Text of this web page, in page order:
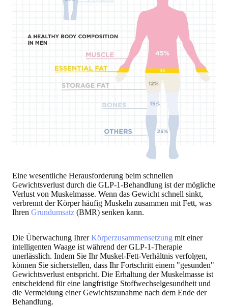
Eine wesentliche Herausforderung beim schnellen
Gewichtsverlust durch die GLP-1-Behandlung ist der mögliche
Verlust von Muskelmasse. Wenn das Gewicht schnell sinkt,
verbrennt der Körper häufig Muskeln zusammen mit Fett, was
Ihren Grundumsatz (BMR) senken kann.
Die Überwachung IhrerKörperzusammensetzung mit einer
intelligenten Waage ist während der GLP-1-Therapie
unerlässlich. Indem Sie Ihr Muskel-Fett-Verhältnis verfolgen,
können Sie sicherstellen, dass Ihr Fortschritt einem "gesunden"
Gewichtsverlust entspricht. Die Erhaltung der Muskelmasse ist
entscheidend für eine langfristige Stoffwechselgesundheit und
die Vermeidung einer Gewichtszunahme nach dem Ende der
Behandlung.